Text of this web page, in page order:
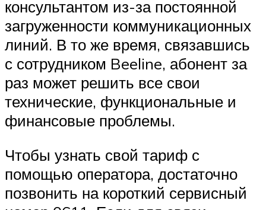
консультантом из-за постоянной
загруженности коммуникационных
линий. В то же время, связавшись
с сотрудником Beeline, абонент за
раз может решить все свои
технические, функциональные и
финансовые проблемы.
Чтобы узнать свой тариф с
помощью оператора, достаточно
позвонить на короткий сервисный